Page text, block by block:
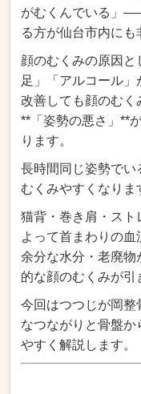
がむくんでいる」
る方が仙台市内にも
顔のむくみの原因
足」「アルコール
改善しても顔のむく
**「姿勢の悪さ」**
ります。
長時間同じ姿勢で
むくみやすくなりま
猫背・巻き肩・スト
よって首まわりの
余分な水分・老廃物
的な顔のむくみが引
今回はつつじが岡
なつながりと骨盤か
やすく解説します。